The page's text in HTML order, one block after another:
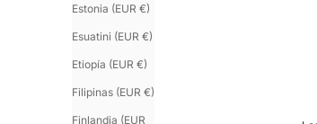
Estonia (EUR €)
Esuatini (EUR €)
Etiopía (EUR €)
Filipinas (EUR €)
Finlandia (EUR